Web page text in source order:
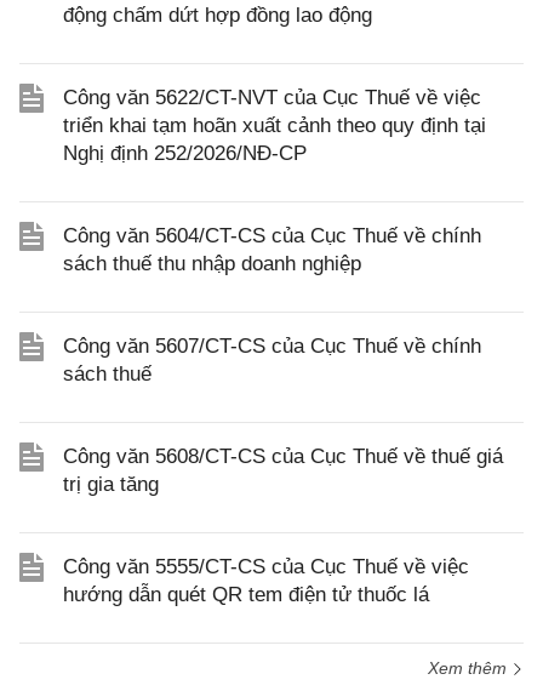
động chấm dứt hợp đồng lao động
Công văn 5622/CT-NVT của Cục Thuế về việc
triển khai tạm hoãn xuất cảnh theo quy định tại
Nghị định 252/2026/NĐ-CP
Công văn 5604/CT-CS của Cục Thuế về chính
sách thuế thu nhập doanh nghiệp
Công văn 5607/CT-CS của Cục Thuế về chính
sách thuế
Công văn 5608/CT-CS của Cục Thuế về thuế giá
trị gia tăng
Công văn 5555/CT-CS của Cục Thuế về việc
hướng dẫn quét QR tem điện tử thuốc lá
Xem thêm